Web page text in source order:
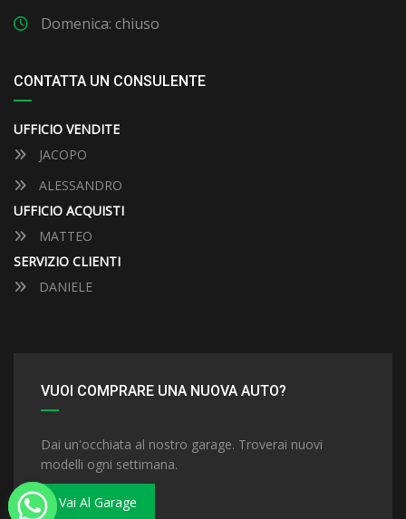
Domenica: chiuso
CONTATTA UN CONSULENTE
UFFICIO VENDITE
JACOPO
ALESSANDRO
UFFICIO ACQUISTI
MATTEO
SERVIZIO CLIENTI
DANIELE
VUOI COMPRARE UNA NUOVA AUTO?
Dai un'occhiata al nostro garage. Troverai nuovi
modelli ogni settimana.
Vai Al Garage